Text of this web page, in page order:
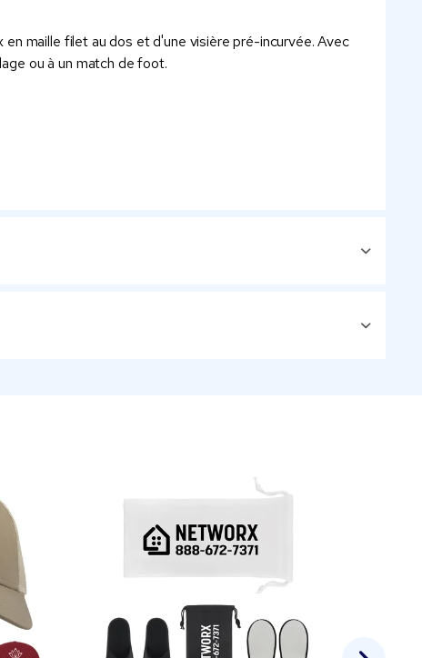
maille filet au dos et d'une visière pré-incurvée. Avec
ou à un match de foot.